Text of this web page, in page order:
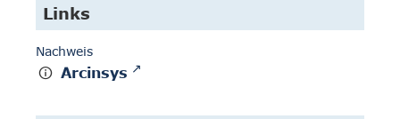
Links
Nachweis
Arcinsys